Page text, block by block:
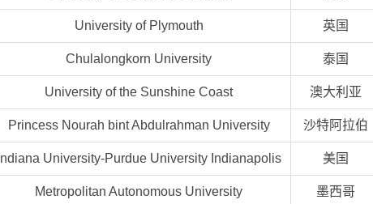
University of Plymouth 英国
Chulalongkorn University 泰国
University of the Sunshine Coast 澳大利亚
Princess Nourah bint Abdulrahman University 沙特阿拉伯
Indiana University-Purdue University Indianapolis 美国
Metropolitan Autonomous University 墨西哥